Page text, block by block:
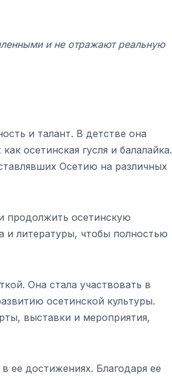
и не отражают реальную
и талант. В детстве она
осетинская гусля и балалайка.
Осетию на различных
продолжить осетинскую
и литературы, чтобы полностью
Она стала участвовать в
осетинской культуры.
выставки и мероприятия,
ее достижениях. Благодаря ее